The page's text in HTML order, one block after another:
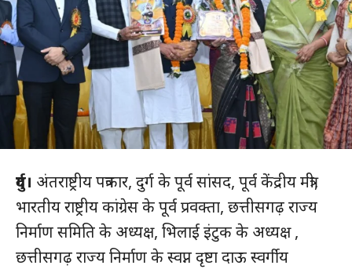
दुर्ग। अंतराष्ट्रीय पत्रकार, दुर्ग के पूर्व सांसद, पूर्व केंद्रीय मंत्री,
भारतीय राष्ट्रीय कांग्रेस के पूर्व प्रवक्ता, छत्तीसगढ़ राज्य
निर्माण समिति के अध्यक्ष, भिलाई इंटुक के अध्यक्ष ,
छत्तीसगढ़ राज्य निर्माण के स्वप्न दृष्टा दाऊ स्वर्गीय